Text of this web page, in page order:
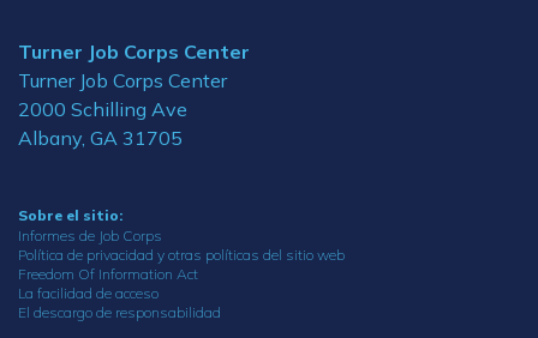
Turner Job Corps Center
Turner Job Corps Center
2000 Schilling Ave
Albany, GA 31705
Sobre el sitio:
Informes de Job Corps
Política de privacidad y otras políticas del sitio web
Freedom Of Information Act
La facilidad de acceso
El descargo de responsabilidad